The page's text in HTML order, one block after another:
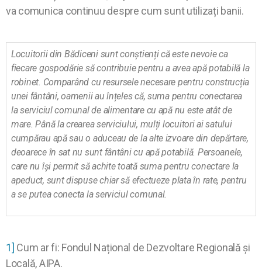
va comunica continuu despre cum sunt utilizați banii.
Locuitorii din Bădiceni sunt conștienți că este nevoie ca
fiecare gospodărie să contribuie pentru a avea apă potabilă la
robinet. Comparând cu resursele necesare pentru construcția
unei fântâni, oamenii au înțeles că, suma pentru conectarea
la serviciul comunal de alimentare cu apă nu este atât de
mare. Până la crearea serviciului, mulți locuitori ai satului
cumpărau apă sau o aduceau de la alte izvoare din depărtare,
deoarece în sat nu sunt fântâni cu apă potabilă. Persoanele,
care nu își permit să achite toată suma pentru conectare la
apeduct, sunt dispuse chiar să efectueze plata în rate, pentru
a se putea conecta la serviciul comunal.
1] Cum ar fi: Fondul Național de Dezvoltare Regională și
Locală, AIPA.